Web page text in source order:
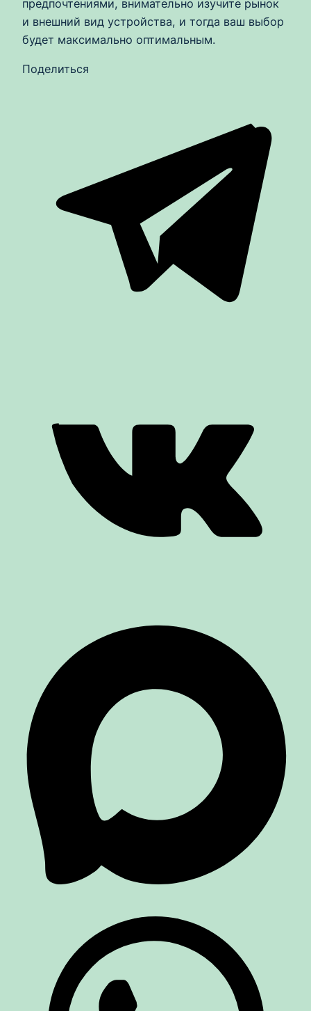
предпочтениями, внимательно изучите рынок
и внешний вид устройства, и тогда ваш выбор
будет максимально оптимальным.
Поделиться